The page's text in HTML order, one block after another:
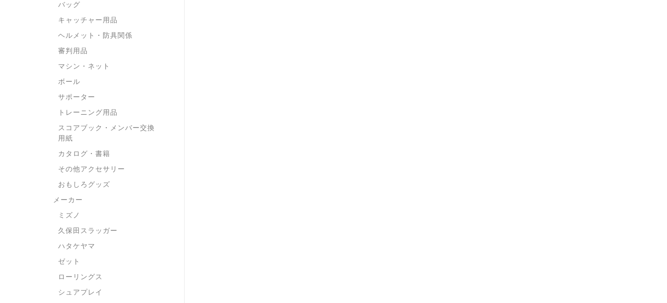
バッグ
キャッチャー用品
ヘルメット・防具関係
審判用品
マシン・ネット
ボール
サポーター
トレーニング用品
スコアブック・メンバー交換
用紙
カタログ・書籍
その他アクセサリー
おもしろグッズ
メーカー
ミズノ
久保田スラッガー
ハタケヤマ
ゼット
ローリングス
シュアプレイ